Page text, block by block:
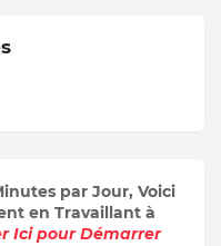
par Jour, Voici
en Travaillant à
Ici pour Démarrer